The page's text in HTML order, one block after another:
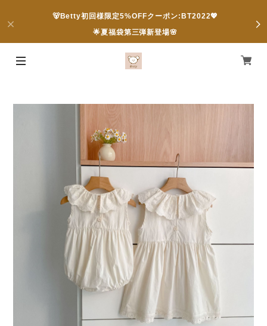
🐻Betty初回様限定5%OFFクーポン:BT2022💖
🌟夏福袋第三弾新登場🌸